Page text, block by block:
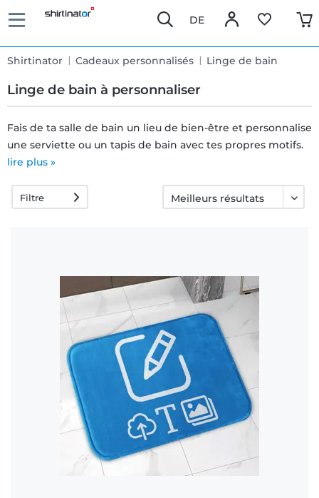
DE
Shirtinator Cadeaux personnalisés Linge de bain
Linge de bain à personnaliser
Livraison
jours
Droit de
rétractation
FAQ
Fais de ta salle de bain un lieu de bien-être et personnalise
une serviette ou un tapis de bain avec tes propres motifs.
lire plus »
Filtre